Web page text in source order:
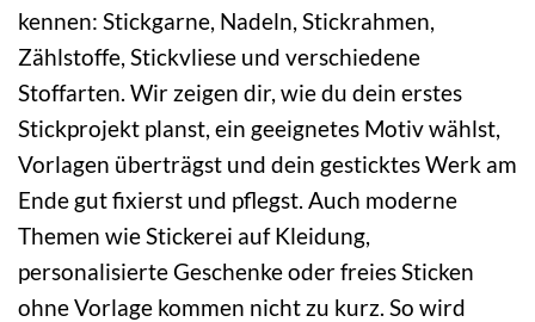
kennen: Stickgarne, Nadeln, Stickrahmen,
Zählstoffe, Stickvliese und verschiedene
Stoffarten. Wir zeigen dir, wie du dein erstes
Stickprojekt planst, ein geeignetes Motiv wählst,
Vorlagen überträgst und dein gesticktes Werk am
Ende gut fixierst und pflegst. Auch moderne
Themen wie Stickerei auf Kleidung,
personalisierte Geschenke oder freies Sticken
ohne Vorlage kommen nicht zu kurz. So wird